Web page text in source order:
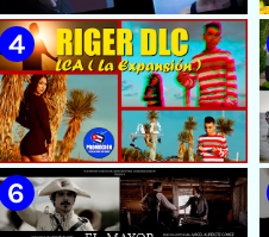
🟡 F-CUBA - ¨Solita¨ -
Videoclip - Director: Asiel
Babastro